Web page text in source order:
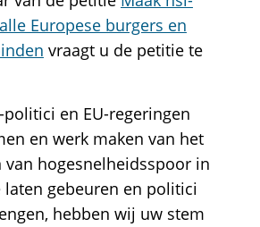
Europese burgers en
vraagt u de petitie te
en EU-regeringen
en werk maken van het
hogesnelheidsspoor in
gebeuren en politici
hebben wij uw stem